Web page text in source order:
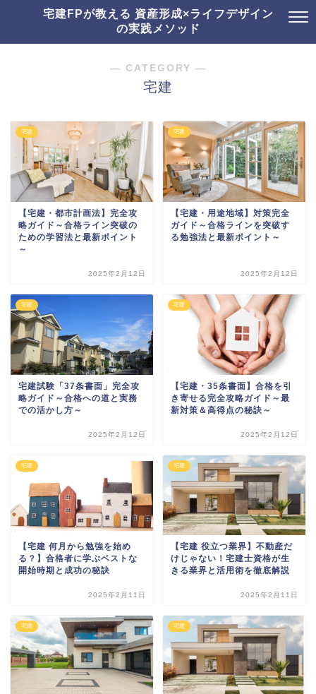
宅建FPが教える 資産形成×ライフデザイン
の実践メソッド
― CATEGORY ―
宅建
宅建
【宅建・都市計画法】完全攻
略ガイド～合格ライン突破の
ための学習法と最新ポイント
～
2025年2月12日
宅建
【宅建・用途地域】対策完全
ガイド～合格ラインを突破す
る勉強法と最新ポイント～
2025年2月12日
宅建
宅建試験「37条書面」完全攻
略ガイド～合格への道と実務
での活かし方～
2025年2月12日
宅建
【宅建・35条書面】合格を引
き寄せる完全攻略ガイド～最
新対策＆高得点の秘訣～
2025年2月12日
宅建
【宅建 何月から勉強を始め
る？】合格者に学ぶベストな
開始時期と成功の秘訣
2025年2月11日
宅建
【宅建 役立つ業界】不動産だ
けじゃない！宅建士資格が生
きる業界と活用術を徹底解説
2025年2月11日
宅建 宅建